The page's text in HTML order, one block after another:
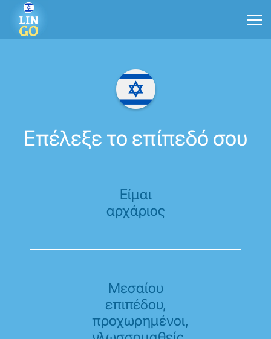
Επέλεξε το επίπεδό σου
Είμαι
αρχάριος
Μεσαίου
επιπέδου,
προχωρημένοι,